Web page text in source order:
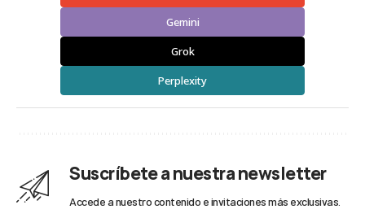
Gemini
Grok
Perplexity
Suscríbete a nuestra newsletter
Accede a nuestro contenido e invitaciones más exclusivas.